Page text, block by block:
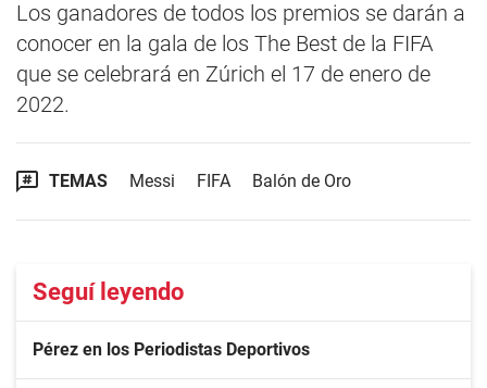
Los ganadores de todos los premios se darán a
conocer en la gala de los The Best de la FIFA
que se celebrará en Zúrich el 17 de enero de
2022.
TEMAS Messi FIFA Balón de Oro
Seguí leyendo
Pérez en los Periodistas Deportivos